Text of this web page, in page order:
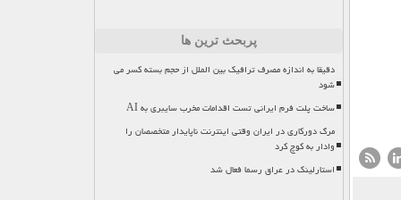
پربحث ترین ها
دقیقا به اندازه مصرف ترافیک بین الملل از حجم بسته کسر می
شود
ساخت پلت فرم ایرانی تست اقدامات مخرب سایبری به AI
مرگ دورکاری در ایران وقتی اینترنت ناپایدار متخصصان را
وادار به کوچ کرد
استارلینک در عراق رسما فعال شد